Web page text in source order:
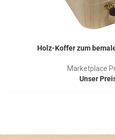
Holz-Koffer zum
Marketplace
Unser